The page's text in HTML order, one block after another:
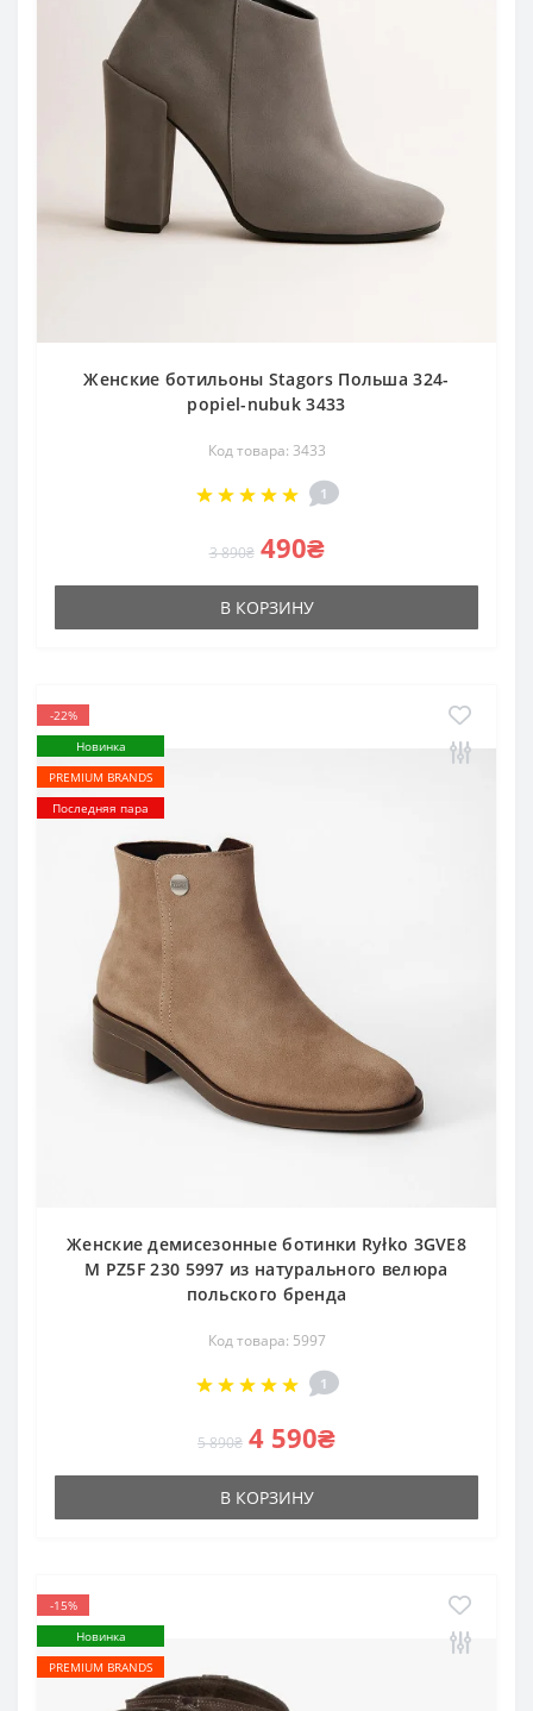
Женские ботильоны Stagors Польша 324-
popiel-nubuk 3433
Код товара: 3433
1
3 890₴ 490₴
В КОРЗИНУ
-22%
Новинка
PREMIUM BRANDS
Последняя пара
Женские демисезонные ботинки Ryłko 3GVE8
M PZ5F 230 5997 из натурального велюра
польского бренда
Код товара: 5997
1
5 890₴ 4 590₴
В КОРЗИНУ
-15%
Новинка
PREMIUM BRANDS